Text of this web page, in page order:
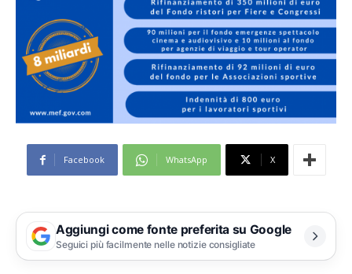
Facebook WhatsApp X
Aggiungi come fonte preferita su Google
Seguici più facilmente nelle notizie consigliate